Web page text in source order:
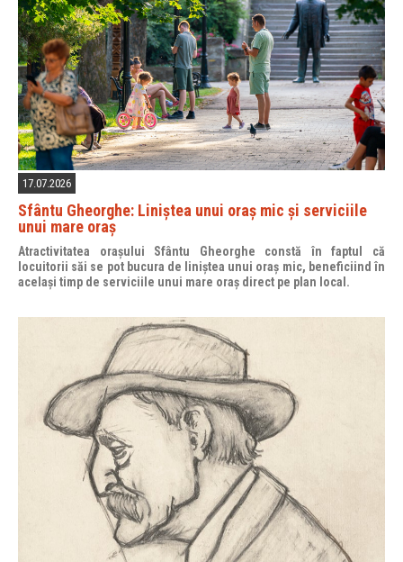
17.07.2026
Sfântu Gheorghe: Liniștea unui oraș mic și serviciile
unui mare oraș
Atractivitatea orașului Sfântu Gheorghe constă în faptul că
locuitorii săi se pot bucura de liniștea unui oraș mic, beneficiind în
același timp de serviciile unui mare oraș direct pe plan local.